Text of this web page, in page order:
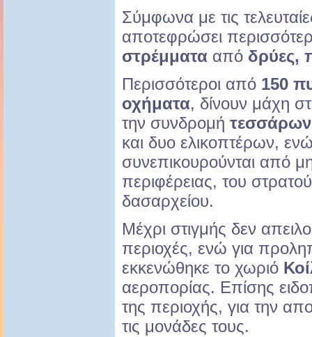
Σύμφωνα με τις
αποτεφρώσει
στρέμματα από δρύες,
Περισσότεροι από 150
οχήματα, δίνουν μάχη
την συνδρομή τεσσάρων
και δυο ελικοπτέρων,
συνεπικουρούνται από
περιφέρειας, του
δασαρχείου.
Μέχρι στιγμής δεν
περιοχές, ενώ για
εκκενώθηκε το χωριό
αεροπορίας. Επίσης
της περιοχής, για την
τις μονάδες τους.